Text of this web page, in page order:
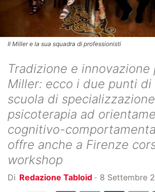
Il Miller e la sua squadra di professionisti
Tradizione e innovazione
Miller: ecco i due punti di
scuola di
psicoterapia ad
cognitivo-
offre anche a Firenze
workshop
Di Redazione Tabloid - 8 Settembre